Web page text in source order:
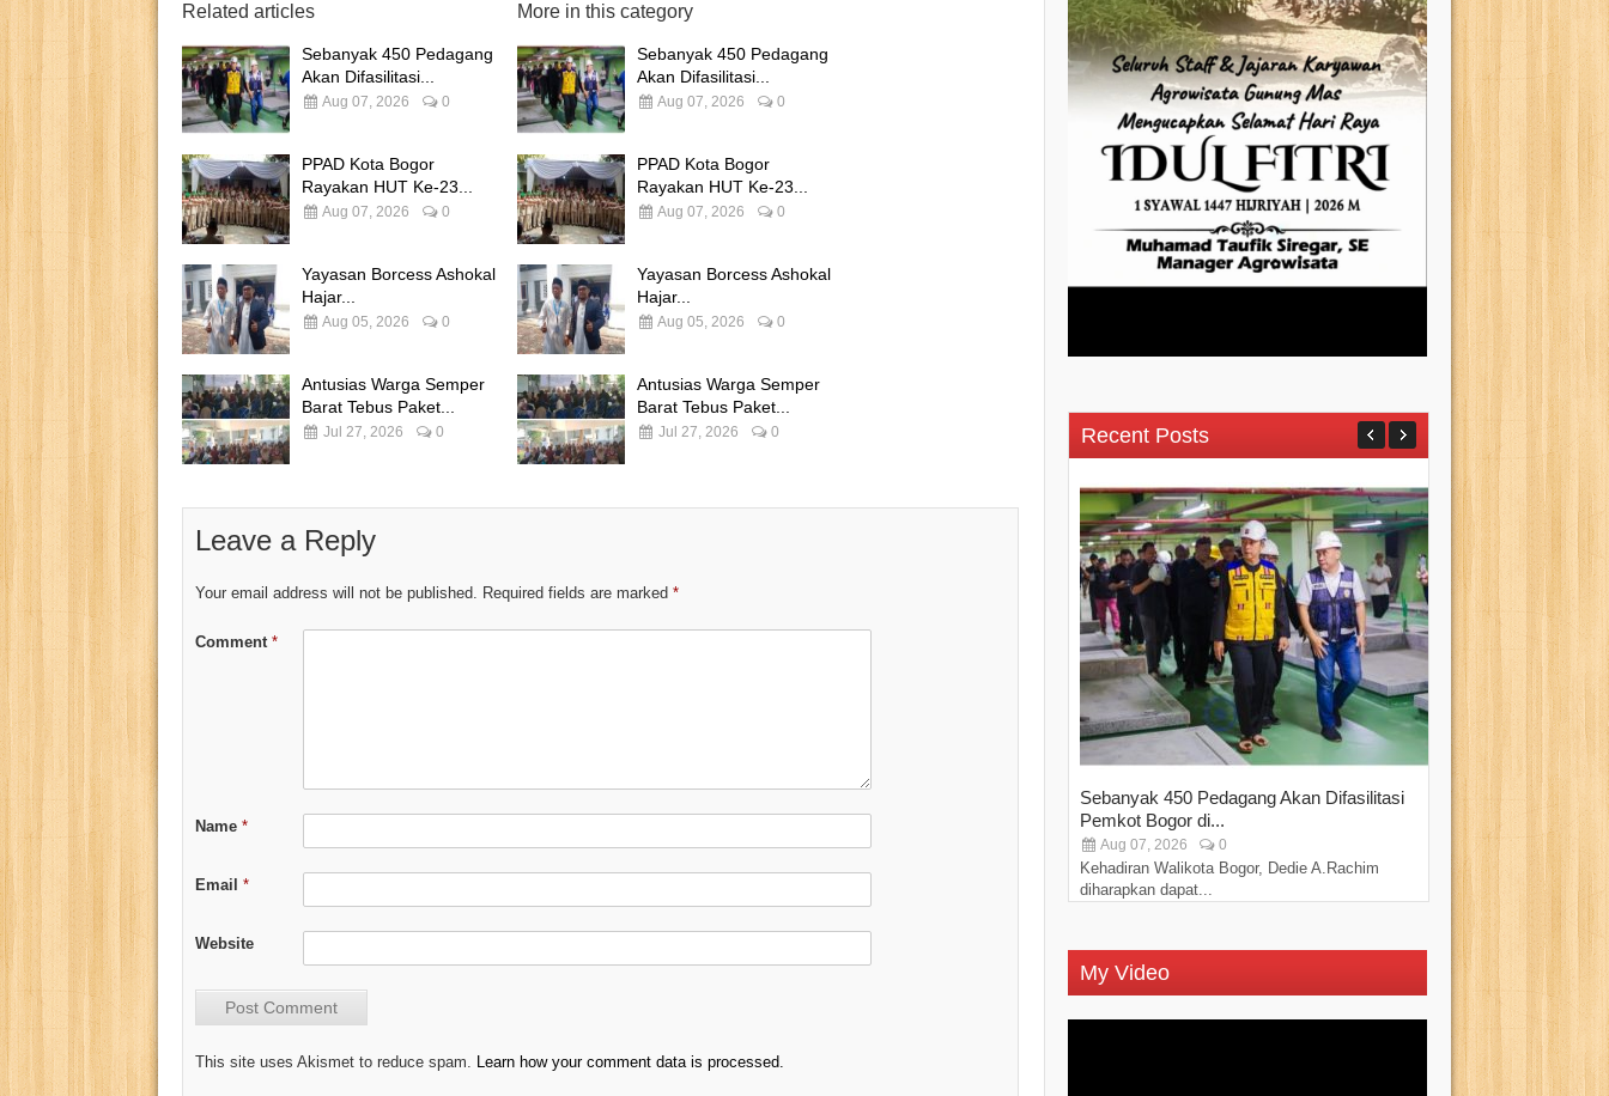
Related articles
Sebanyak 450 Pedagang
Akan Difasilitasi...
Aug 07, 2026 0
PPAD Kota Bogor
Rayakan HUT Ke-23...
Aug 07, 2026 0
Yayasan Borcess Ashokal
Hajar...
Aug 05, 2026 0
Antusias Warga Semper
Barat Tebus Paket...
Jul 27, 2026 0
More in this category
Sebanyak 450 Pedagang
Akan Difasilitasi...
Aug 07, 2026 0
PPAD Kota Bogor
Rayakan HUT Ke-23...
Aug 07, 2026 0
Yayasan Borcess Ashokal
Hajar...
Aug 05, 2026 0
Antusias Warga Semper
Barat Tebus Paket...
Jul 27, 2026 0
Leave a Reply
Your email address will not be published. Required fields are marked *
Comment *
Name *
Email *
Website
This site uses Akismet to reduce spam. Learn how your comment data is processed.
Recent Posts
Sebanyak 450 Pedagang Akan Difasilitasi
Pemkot Bogor di...
Aug 07, 2026 0
Kehadiran Walikota Bogor, Dedie A.Rachim
diharapkan dapat...
PPAD Kota
“Perkuat
Aug 07, 2026
Persatuan
Kota Bogor...
My Video